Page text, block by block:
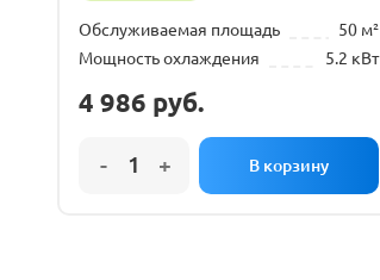
Обслуживаемая площадь
50 м²
Мощность охлаждения
5.2 кВт
4 986 руб.